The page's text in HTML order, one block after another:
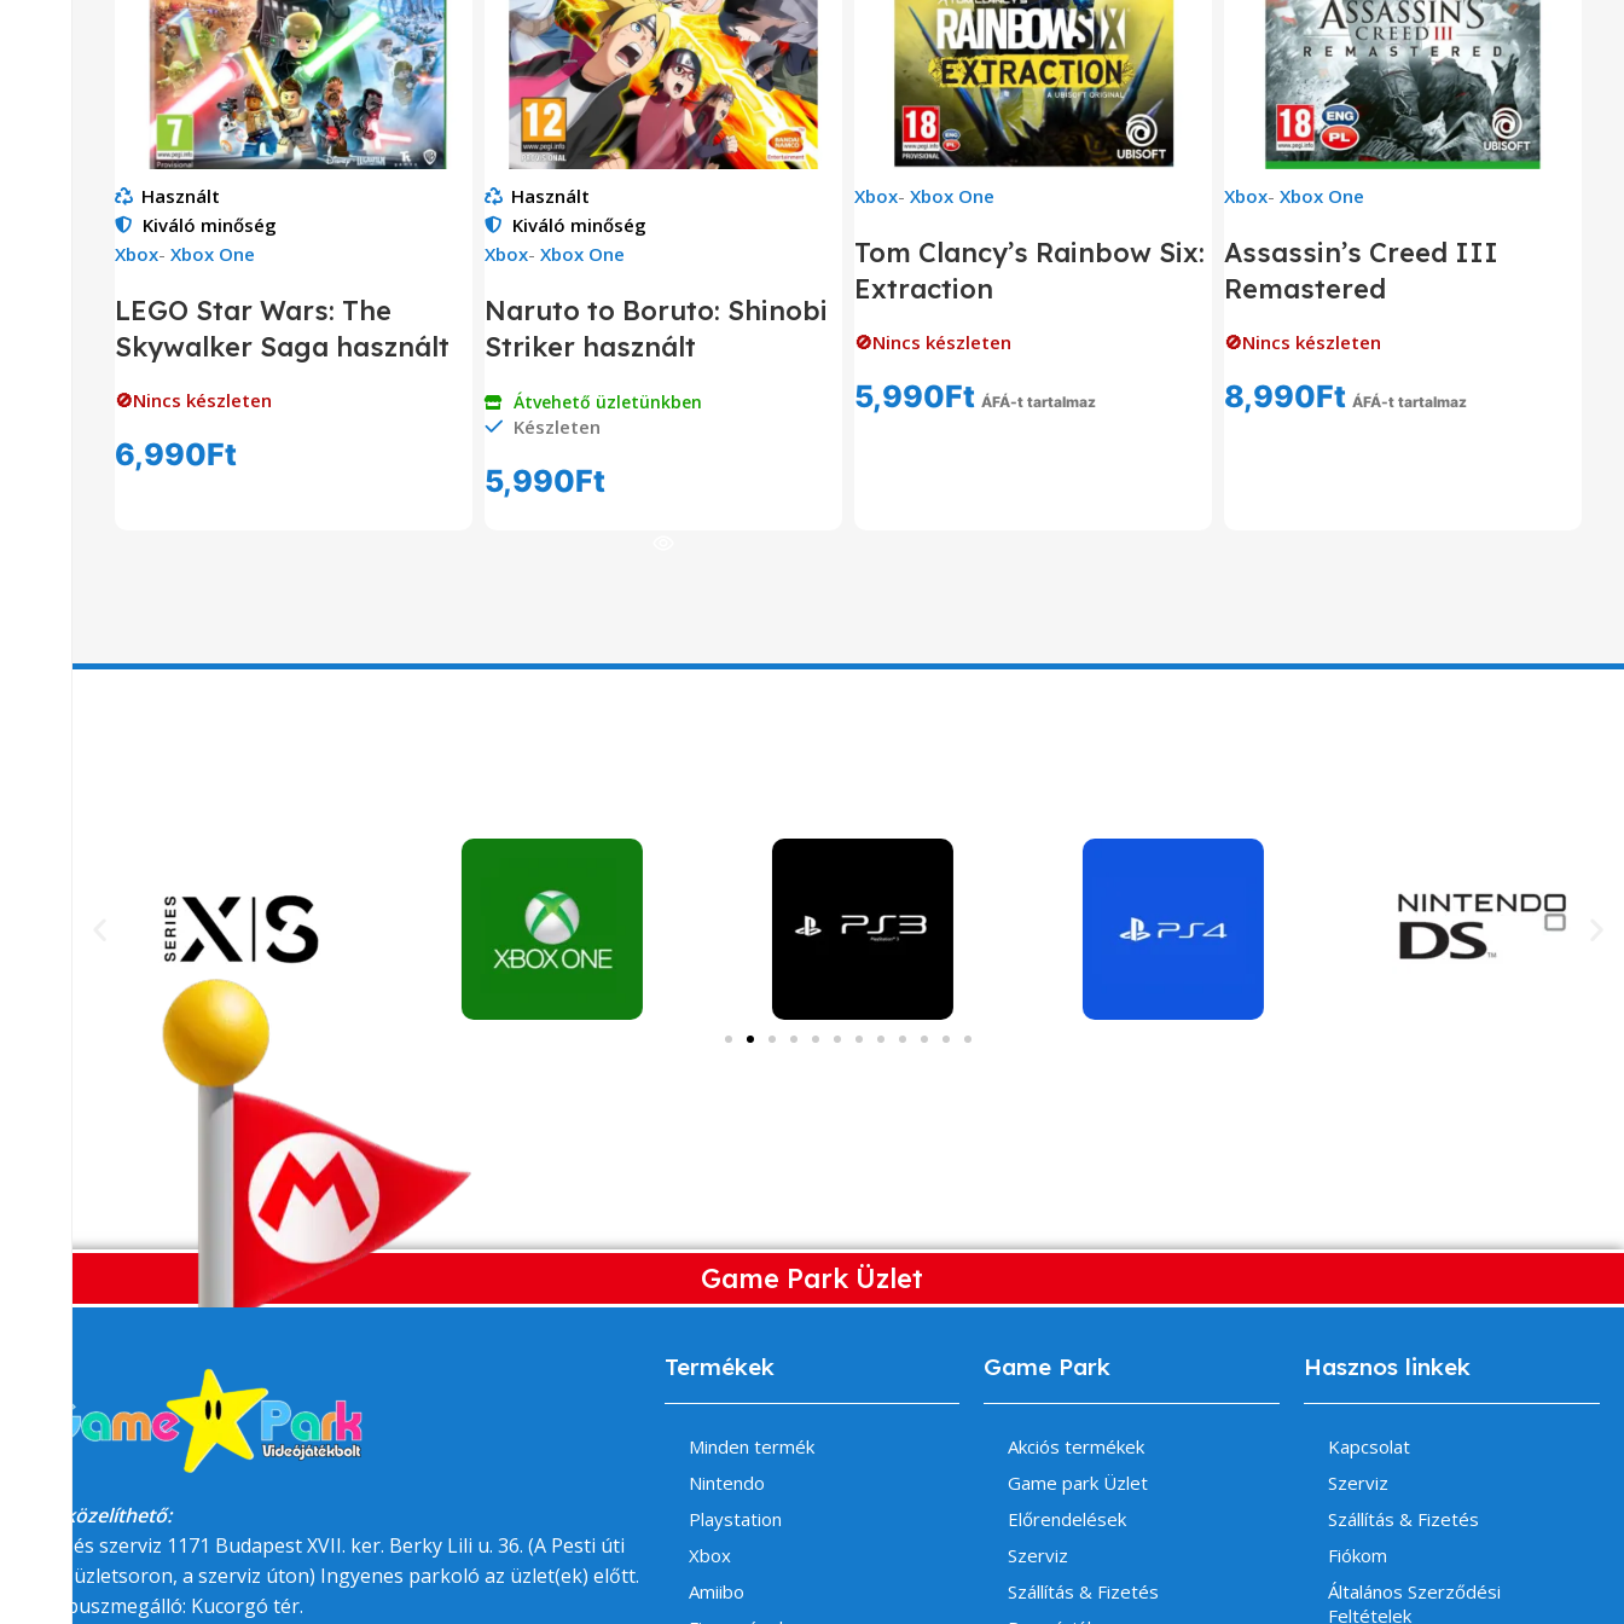
Használt
Kiváló minőség
Xbox- Xbox One
LEGO Star Wars: The
Skywalker Saga használt
🚫Nincs készleten
6,990Ft
Használt
Kiváló minőség
Xbox- Xbox One
Naruto to Boruto: Shinobi
Striker használt
Átvehető üzletünkben
Készleten
5,990Ft
Xbox- Xbox One
Tom Clancy’s Rainbow Six:
Extraction
🚫Nincs készleten
5,990Ft ÁFÁ-t tartalmaz
Xbox- Xbox One
Assassin’s Creed III
Remastered
🚫Nincs készleten
8,990Ft ÁFÁ-t tartalmaz
Game Park Üzlet
Megközelíthető:
üzlet és szerviz 1171 Budapest XVII. ker. Berky Lili u. 36. (A Pesti úti
felőli üzletsoron, a szerviz úton) Ingyenes parkoló az üzlet(ek) előtt.
BKK buszmegálló: Kucorgó tér.
Termékek
Minden termék
Nintendo
Playstation
Xbox
Amiibo
Game Park
Akciós termékek
Game park Üzlet
Előrendelések
Szerviz
Szállítás & Fizetés
Hasznos linkek
Kapcsolat
Szerviz
Szállítás & Fizetés
Fiókom
Általános Szerződési
Feltételek